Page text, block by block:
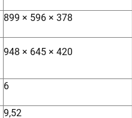
899 × 596 × 378
948 × 645 × 420
6
9,52